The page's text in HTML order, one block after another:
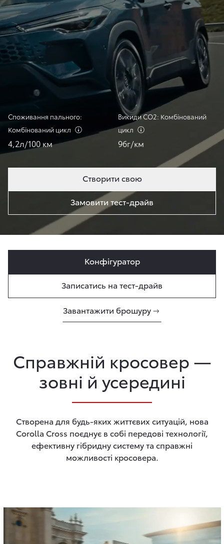
Створити свою
Замовити тест-драйв
Споживання пального:
Комбінований цикл
4,2л/100 км
Викиди СО2: Комбінований
цикл
96г/км
Конфігуратор
Записатись на тест-драйв
Завантажити брошуру
Справжній кросовер —
зовні й усередині
Створена для будь-яких життєвих ситуацій, нова
Corolla Cross поєднує в собі передові технології,
ефективну гібридну систему та справжні
можливості кросовера.